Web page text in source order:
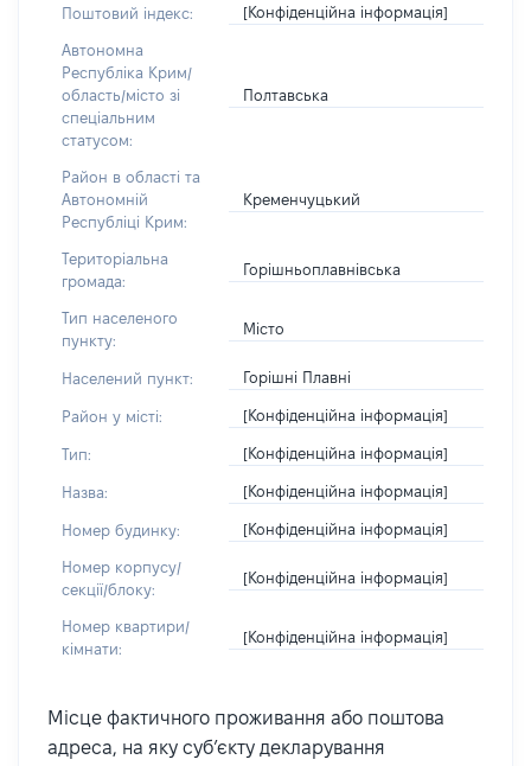
Поштовий індекс: [Конфіденційна інформація]
Автономна
Республіка Крим/
область/місто зі
спеціальним
статусом:
Полтавська
Район в області та
Автономній
Республіці Крим:
Кременчуцький
Територіальна
громада:
Горішньоплавнівська
Тип населеного
пункту:
Місто
Населений пункт: Горішні Плавні
Район у місті: [Конфіденційна інформація]
Тип: [Конфіденційна інформація]
Назва: [Конфіденційна інформація]
Номер будинку: [Конфіденційна інформація]
Номер корпусу/
секції/блоку:
[Конфіденційна інформація]
Номер квартири/
кімнати:
[Конфіденційна інформація]
Місце фактичного проживання або поштова
адреса, на яку суб’єкту декларування